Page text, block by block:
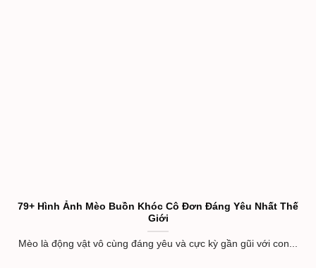
79+ Hình Ảnh Mèo Buồn Khóc Cô Đơn Đáng Yêu Nhất Thế
Giới
Mèo là động vật vô cùng đáng yêu và cực kỳ gần gũi với con...